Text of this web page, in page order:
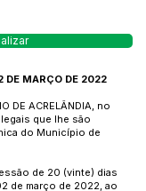
DE MARÇO DE 2022
DE ACRELÂNDIA, no
que lhe são
do Município de
de 20 (vinte) dias
de março de 2022, ao